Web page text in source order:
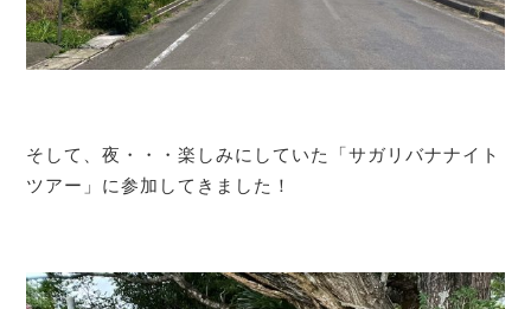
そして、夜・・・楽しみにしていた「サガリバナナイト
ツアー」に参加してきました！